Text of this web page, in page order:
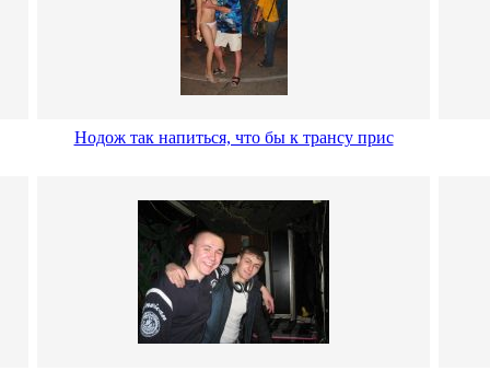
Нодож так напиться, что бы к трансу прис